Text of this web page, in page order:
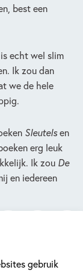
gebruik
best een
echt wel slim
Ik zou dan
we de hele
Sleutelsen
erg leuk
Ik zou De
en iedereen